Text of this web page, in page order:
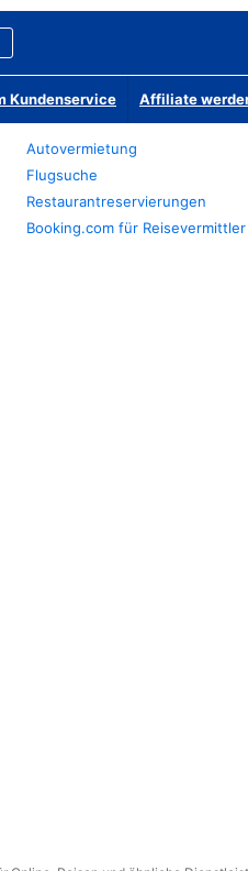
Kundenservice Affiliate
Autovermietung
Flugsuche
Restaurantreservierungen
Booking.com für Reisevermittler